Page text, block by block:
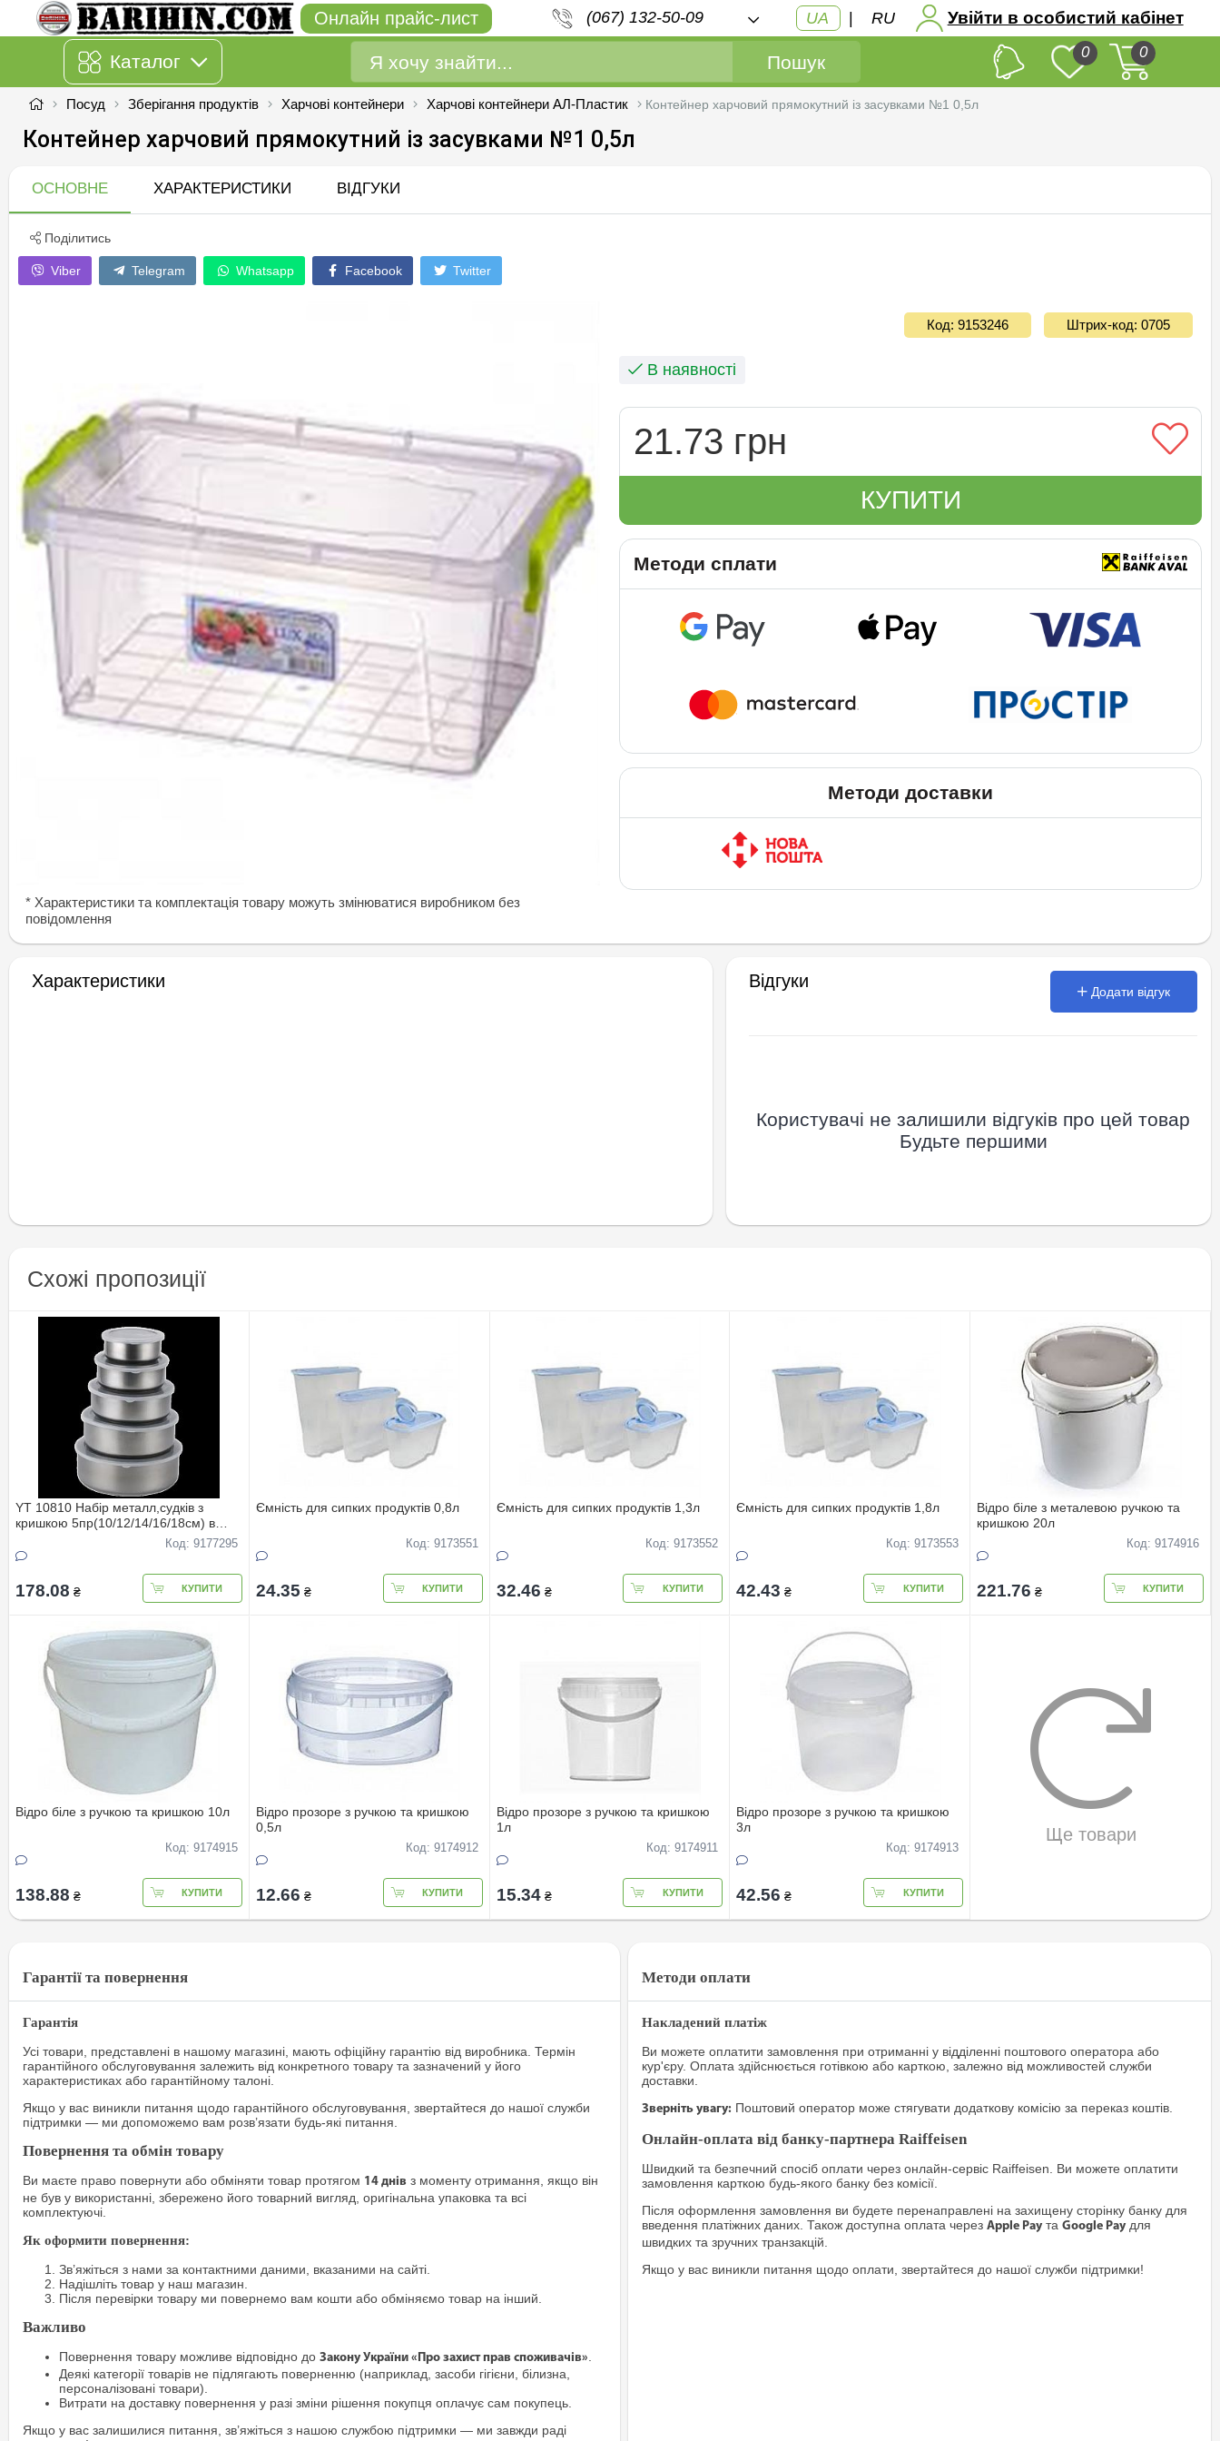
Онлайн прайс-лист (067) 132-50-09 UA | RU Увійти в особистий кабінет
Каталог Пошук 0 0
Посуд Зберігання продуктів Харчові контейнери Харчові контейнери АЛ-Пластик Контейнер харчовий прямокутний iз засувками №1 0,5л
Контейнер харчовий прямокутний iз засувками №1 0,5л
ОСНОВНЕ ХАРАКТЕРИСТИКИ ВІДГУКИ
Поділитись
Viber Telegram Whatsapp Facebook Twitter
* Характеристики та комплектація товару можуть змінюватися виробником без
повідомлення
Код: 9153246 Штрих-код: 0705
В наявності
21.73 грн
КУПИТИ
Методи сплати
Методи доставки
Характеристики Відгуки
Додати відгук
Користувачі не залишили відгуків про цей товар
Будьте першими
Схожі пропозиції
YT 10810 Набiр металл,судкiв з
кришкою 5пр(10/12/14/16/18см) в
Код: 9177295
178.08 ₴ КУПИТИ
Ємнiсть для сипких продуктiв 0,8л
Код: 9173551
24.35 ₴ КУПИТИ
Ємнiсть для сипких продуктiв 1,3л
Код: 9173552
32.46 ₴ КУПИТИ
Ємнiсть для сипких продуктiв 1,8л
Код: 9173553
42.43 ₴ КУПИТИ
Вiдро бiле з металевою ручкою та
кришкою 20л
Код: 9174916
221.76 ₴ КУПИТИ
Вiдро бiле з ручкою та кришкою 10л
Код: 9174915
138.88 ₴ КУПИТИ
Вiдро прозоре з ручкою та кришкою
0,5л
Код: 9174912
12.66 ₴ КУПИТИ
Вiдро прозоре з ручкою та кришкою
1л
Код: 9174911
15.34 ₴ КУПИТИ
Вiдро прозоре з ручкою та кришкою
3л
Код: 9174913
42.56 ₴ КУПИТИ
Ще товари
Гарантії та повернення
Гарантія
Усі товари, представлені в нашому магазині, мають офіційну гарантію від виробника. Термін
гарантійного обслуговування залежить від конкретного товару та зазначений у його
характеристиках або гарантійному талоні.
Якщо у вас виникли питання щодо гарантійного обслуговування, звертайтеся до нашої служби
підтримки — ми допоможемо вам розв’язати будь-які питання.
Повернення та обмін товару
Ви маєте право повернути або обміняти товар протягом 14 днів з моменту отримання, якщо він
не був у використанні, збережено його товарний вигляд, оригінальна упаковка та всі
комплектуючі.
Як оформити повернення:
Зв’яжіться з нами за контактними даними, вказаними на сайті.
Надішліть товар у наш магазин.
Після перевірки товару ми повернемо вам кошти або обміняємо товар на інший.
Важливо
Повернення товару можливе відповідно до Закону України «Про захист прав споживачів»
Деякі категорії товарів не підлягають поверненню (наприклад, засоби гігієни, білизна,
персоналізовані товари).
Витрати на доставку повернення у разі зміни рішення покупця оплачує сам покупець.
Якщо у вас залишилися питання, зв’яжіться з нашою службою підтримки — ми завжди раді
Методи оплати
Накладений платіж
Ви можете оплатити замовлення при отриманні у відділенні поштового оператора або
кур'єру. Оплата здійснюється готівкою або карткою, залежно від можливостей служби
доставки.
Зверніть увагу: Поштовий оператор може стягувати додаткову комісію за переказ коштів.
Онлайн-оплата від банку-партнера Raiffeisen
Швидкий та безпечний спосіб оплати через онлайн-сервіс Raiffeisen. Ви можете оплатити
замовлення карткою будь-якого банку без комісії.
Після оформлення замовлення ви будете перенаправлені на захищену сторінку банку для
введення платіжних даних. Також доступна оплата черезApple Pay таGoogle Pay для
швидких та зручних транзакцій.
Якщо у вас виникли питання щодо оплати, звертайтеся до нашої служби підтримки!